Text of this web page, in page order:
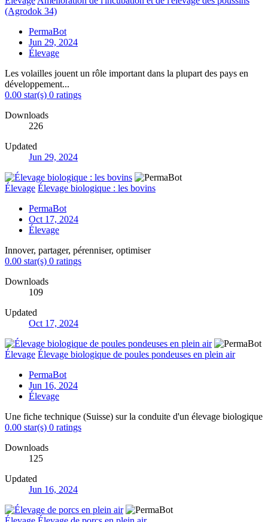
(Agrodok 34)
PermaBot
Jun 29, 2024
Élevage
Les volailles jouent un rôle important dans la plupart des pays en
développement...
0.00 star(s) 0 ratings
Downloads
226
Updated
Jun 29, 2024
Élevage Élevage biologique : les bovins
PermaBot
Oct 17, 2024
Élevage
Innover, partager, pérenniser, optimiser
0.00 star(s) 0 ratings
Downloads
109
Updated
Oct 17, 2024
Élevage Élevage biologique de poules pondeuses en plein air
PermaBot
Jun 16, 2024
Élevage
Une fiche technique (Suisse) sur la conduite d'un élevage biologique
0.00 star(s) 0 ratings
Downloads
125
Updated
Jun 16, 2024